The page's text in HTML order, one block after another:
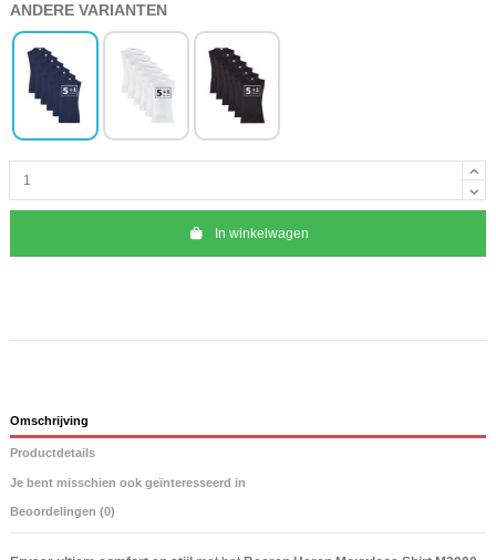
ANDERE VARIANTEN
In winkelwagen
Omschrijving
Productdetails
Je bent misschien ook geïnteresseerd in
Beoordelingen (0)